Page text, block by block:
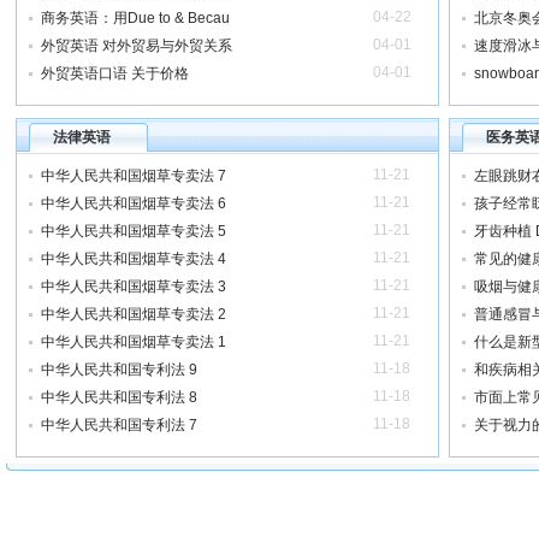
商务英语：用Due to & Becau
04-22
外贸英语 对外贸易与外贸关系
04-01
外贸英语口语 关于价格
04-01
北京冬奥
速度滑冰
法律英语
中华人民共和国烟草专卖法 7
11-21
中华人民共和国烟草专卖法 6
11-21
中华人民共和国烟草专卖法 5
11-21
中华人民共和国烟草专卖法 4
11-21
中华人民共和国烟草专卖法 3
11-21
中华人民共和国烟草专卖法 2
11-21
中华人民共和国烟草专卖法 1
11-21
中华人民共和国专利法 9
11-18
中华人民共和国专利法 8
11-18
中华人民共和国专利法 7
11-18
医务英
左眼跳财
孩子经常
牙齿种植
常见的健
吸烟与健
普通感冒
什么是新
和疾病相
市面上常
关于视力